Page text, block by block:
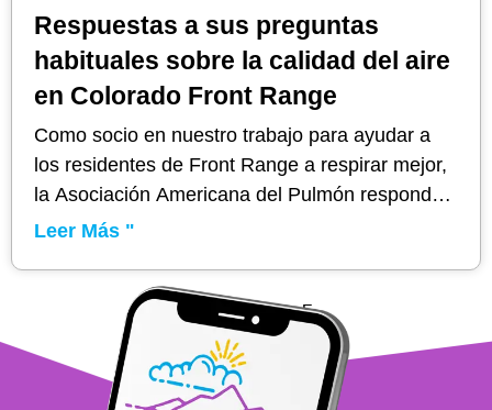
Respuestas a sus preguntas
habituales sobre la calidad del aire
en Colorado Front Range
Como socio en nuestro trabajo para ayudar a
los residentes de Front Range a respirar mejor,
la Asociación Americana del Pulmón responde
a algunas preguntas comunes sobre la calidad
Leer Más "
1 2 3 4 5